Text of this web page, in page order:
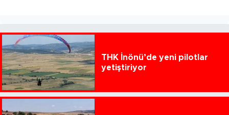
THK İnönü’de yeni pilotlar
yetiştiriyor